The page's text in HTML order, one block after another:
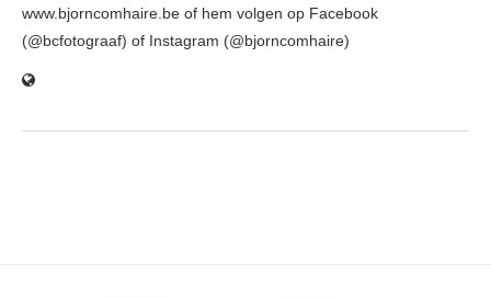
www.bjorncomhaire.be of hem volgen op Facebook
(@bcfotograaf) of Instagram (@bjorncomhaire)